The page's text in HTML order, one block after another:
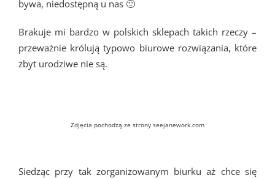
bywa, niedostępną u nas 🙁
Brakuje mi bardzo w polskich sklepach takich rzeczy –
przeważnie królują typowo biurowe rozwiązania, które
zbyt urodziwe nie są.
Zdjęcia pochodzą ze strony seejanework.com
Siedząc przy tak zorganizowanym biurku aż chce się